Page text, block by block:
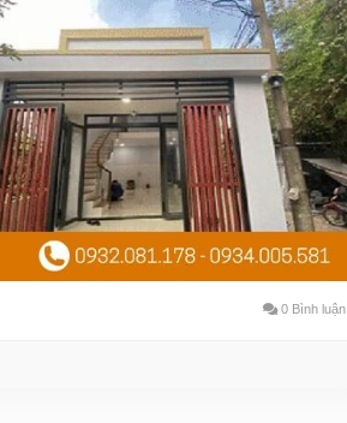
cai-tao-sua-nha-cap-4-duoi-100-trieu-dong-
#noithatgiadinh #caitaonhadep
0 Bình luận